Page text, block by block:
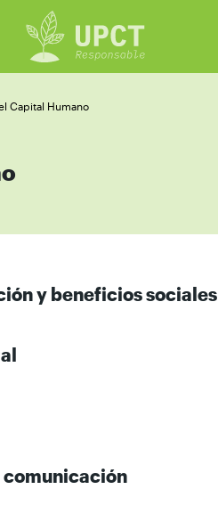
Capital Humano
y beneficios sociales
comunicación